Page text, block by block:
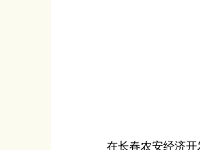
在长春农安经济开发